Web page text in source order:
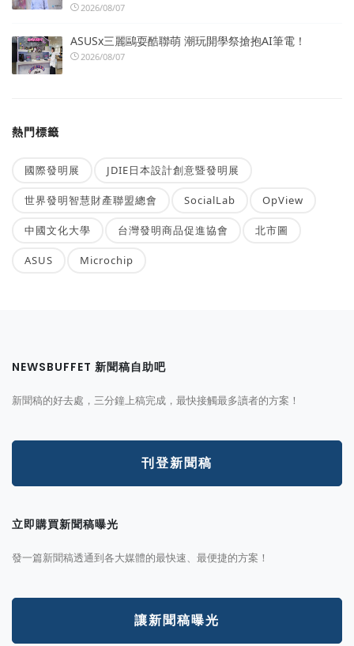
2026/08/07
ASUSx三麗鷗耍酷聯萌 潮玩開學祭搶抱AI筆電！
2026/08/07
熱門標籤
國際發明展 JDIE日本設計創意暨發明展
世界發明智慧財產聯盟總會 SocialLab OpView
中國文化大學 台灣發明商品促進協會 北市圖
ASUS Microchip
NEWSBUFFET 新聞稿自助吧
新聞稿的好去處，三分鐘上稿完成，最快接觸最多讀者的方案！
刊登新聞稿
立即購買新聞稿曝光
發一篇新聞稿透通到各大媒體的最快速、最便捷的方案！
讓新聞稿曝光